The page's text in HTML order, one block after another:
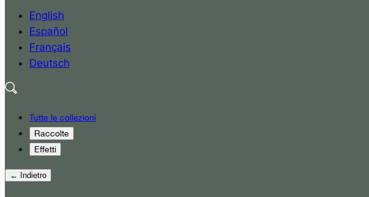
English
Español
Français
Deutsch
Tutte le collezioni
Raccolte
Effetti
← Indietro